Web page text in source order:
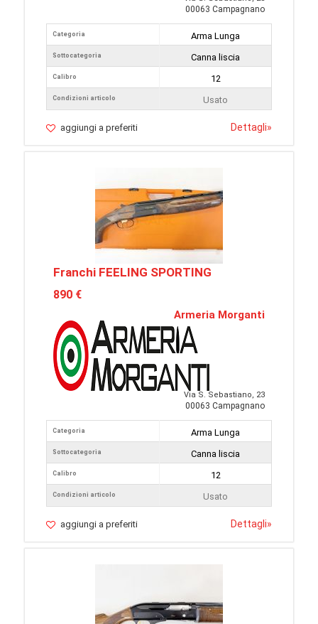
00063 Campagnano
Categoria
Sottocategoria
Calibro
Condizioni articolo
Arma Lunga
Canna liscia
12
Usato
aggiungi a preferiti Dettagli»
Franchi FEELING SPORTING
890 €
Armeria Morganti
Via S. Sebastiano, 23
00063 Campagnano
Categoria
Sottocategoria
Calibro
Condizioni articolo
Arma Lunga
Canna liscia
12
Usato
aggiungi a preferiti Dettagli»